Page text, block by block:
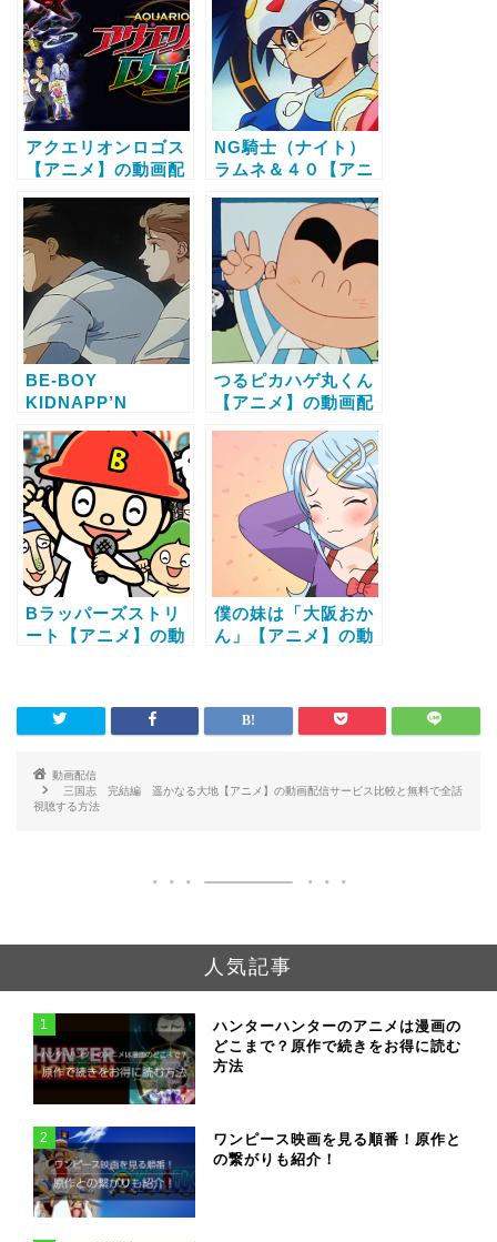
オコメンタリー付
き】【アニメ】の動
画配信サービス比較
と無料で全話視聴す
る方法
全話視聴する方法
アクエリオンロゴス
【アニメ】の動画配
料で全話視聴する方
法
NG騎士（ナイト）
ラムネ＆４０【アニ
ビス比較と無料で全
話視聴する方法
BE-BOY
KIDNAPP’N
動画配信サービス比
較と無料で全話視聴
する方法
つるピカハゲ丸くん
【アニメ】の動画配
料で全話視聴する方
Bラッパーズストリ
ート【アニメ】の動
る方法
僕の妹は「大阪おか
ん」【アニメ】の動
る方法
動画配信
三国志 完結編 遥かなる大地【アニメ】の動画配信サービス比較と無料で全話
視聴する方法
人気記事
1
ハンターハンターのアニメは漫画の
どこまで？原作で続きをお得に読む
方法
2
ワンピース映画を見る順番！原作と
の繋がりも紹介！